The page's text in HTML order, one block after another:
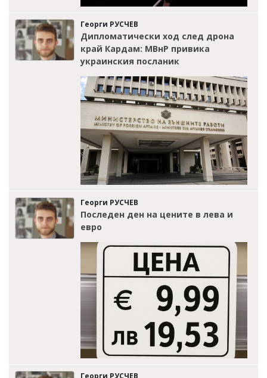
Георги РУСЧЕВ
Дипломатически ход след дрона
край Кардам: МВнР привика
украинския посланик
Георги РУСЧЕВ
Последен ден на цените в лева и
евро
Георги РУСЧЕВ